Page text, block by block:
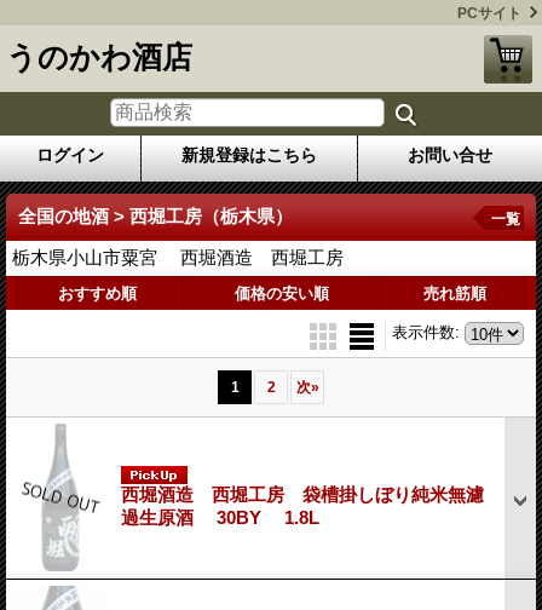
PCサイト
うのかわ酒店
ログイン 新規登録はこちら お問い合せ
全国の地酒 > 西堀工房（栃木県）
栃木県小山市粟宮 西堀酒造 西堀工房
一覧
おすすめ順 価格の安い順 売れ筋順
表示件数:
1 2 次»
西堀酒造 西堀工房 袋槽掛しぼり純米無濾
過生原酒 30BY 1.8L